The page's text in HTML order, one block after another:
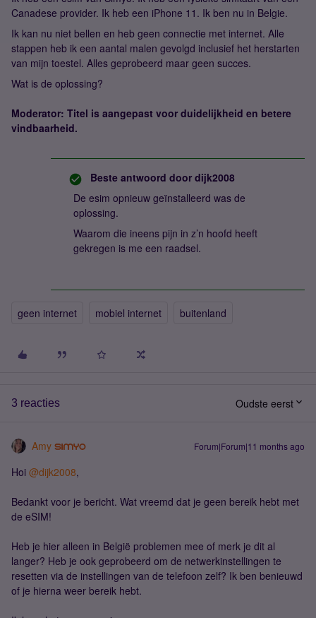
Canadese provider. Ik heb een iPhone 11. Ik ben nu in Belgie.
Ik kan nu niet bellen en heb geen connectie met internet. Alle
stappen heb ik een aantal malen gevolgd inclusief het herstarten
van mijn toestel. Alles geprobeerd maar geen succes.
Wat is de oplossing?
Moderator: Titel is aangepast voor duidelijkheid en betere
vindbaarheid.
Beste antwoord door dijk2008
De esim opnieuw geïnstalleerd was de
oplossing.
Waarom die ineens pijn in z’n hoofd heeft
gekregen is me een raadsel.
geen internet mobiel internet buitenland
3 reacties Oudste eerst
Amy Forum|Forum|11 months ago
Hoi ​ @dijk2008,
Bedankt voor je bericht. Wat vreemd dat je geen bereik hebt met
de eSIM!
Heb je hier alleen in België problemen mee of merk je dit al
langer? Heb je ook geprobeerd om de netwerkinstellingen te
resetten via de instellingen van de telefoon zelf? Ik ben benieuwd
of je hierna weer bereik hebt.